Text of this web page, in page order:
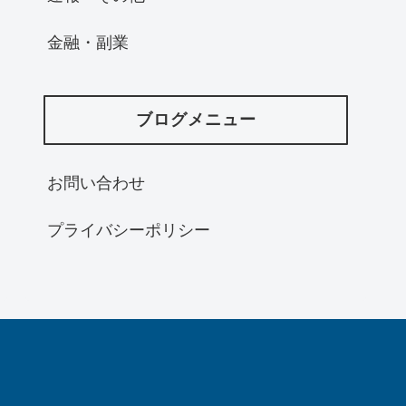
金融・副業
ブログメニュー
お問い合わせ
プライバシーポリシー